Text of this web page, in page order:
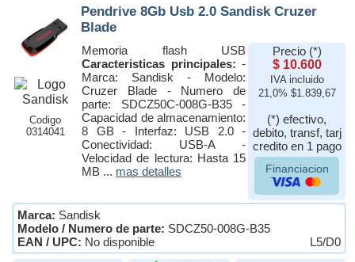
Codigo
0314041
Pendrive 8Gb Usb 2.0 Sandisk Cruzer
Blade
Memoria flash USB
Caracteristicas principales: -
Marca: Sandisk - Modelo:
Cruzer Blade - Numero de
parte: SDCZ50C-008G-B35 -
Capacidad de almacenamiento:
8 GB - Interfaz: USB 2.0 -
Conectividad: USB-A -
Velocidad de lectura: Hasta 15
MB ... mas detalles
Precio (*)
$ 10.600
IVA incluido
21,0% $1.839,67
(*) efectivo,
debito, transf, tarj
credito en 1 pago
Financiacion
Marca: Sandisk
Modelo / Numero de parte: SDCZ50-008G-B35
EAN / UPC: No disponible L5/D0